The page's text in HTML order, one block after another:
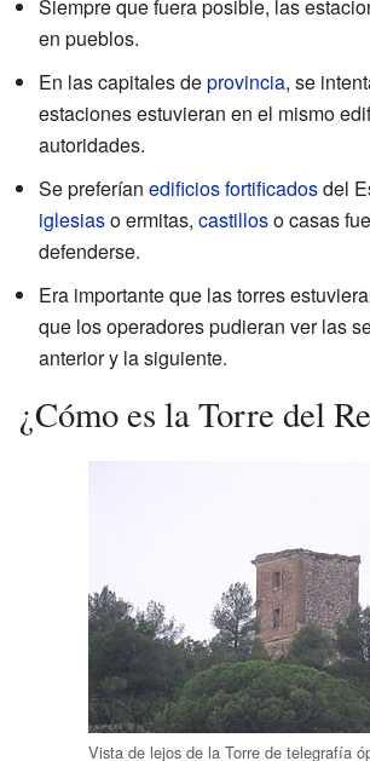
Siempre que fuera posible, las
en pueblos.
En las capitales deprovincia, se
estaciones estuvieran en el mismo
autoridades.
Se preferían edificios fortificadosdel
iglesiaso ermitas, castilloso casas
defenderse.
Era importante que las torres
que los operadores pudieran ver las
anterior y la siguiente.
¿Cómo es la Torre del
Vista de lejos de la Torre de telegrafía